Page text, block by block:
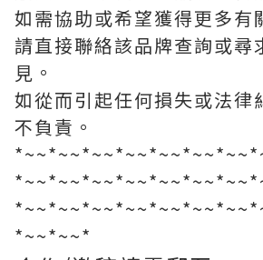
如需協助或希望獲得更多有
請直接聯絡該品牌查詢或尋
見。
如從而引起任何損失或法律
不負責。
*~~*~~*